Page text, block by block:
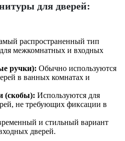
для дверей:
распространенный тип
межкомнатных и входных
ручки): Обычно используются
в ванных комнатах и
(скобы): Используются для
не требующих фиксации в
и стильный вариант
дверей.